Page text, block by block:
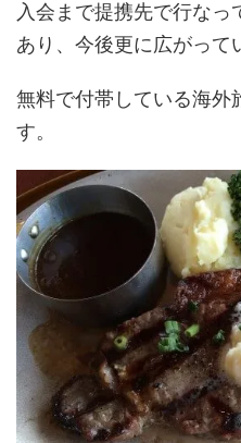
入会まで提携先で行なっ
あり、今後更に広がって
無料で付帯している海外
す。